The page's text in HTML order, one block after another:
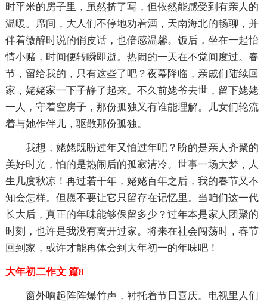
时平米的房子里，虽然挤了写，但依然能感受到有亲人的
温暖。席间，大人们不停地劝着酒，天南海北的畅聊，并
伴着微醉时说的俏皮话，也倍感温馨。饭后，坐在一起怡
情小赌，时间便转瞬即逝。热闹的一天在不觉间度过。春
节，留给我的，只有这些了吧？夜幕降临，亲戚们陆续回
家，姥姥家一下子静了起来。不久前姥爷去世，留下姥姥
一人，守着空房子，那份孤独又有谁能理解。儿女们轮流
着与她作伴儿，驱散那份孤独。
我想，姥姥既盼过年又怕过年吧？盼的是亲人齐聚的
美好时光，怕的是热闹后的孤寂清冷。世事一场大梦，人
生几度秋凉！再过若干年，姥姥百年之后，我的春节又不
知会怎样。但愿不要让它只留存在记忆里。当咱们这一代
长大后，真正的年味能够保留多少？过年本是家人团聚的
时刻，也许是我没有离开过家。将来在社会闯荡时，春节
回到家，或许才能再体会到大年初一的年味吧！
大年初二作文 篇8
窗外响起阵阵爆竹声，衬托着节日喜庆。电视里人们